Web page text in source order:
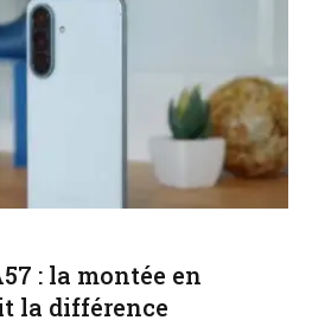
: la montée en
la différence